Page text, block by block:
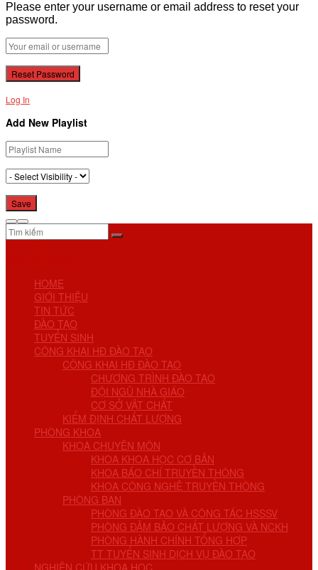
Please enter your username or email address to reset your
password.
Log In
Add New Playlist
HOME
GIỚI THIỆU
TIN TỨC
ĐÀO TẠO
TUYỂN SINH
CÔNG KHAI HĐ ĐÀO TẠO
CÔNG KHAI HĐ ĐÀO TẠO
CHƯƠNG TRÌNH ĐÀO TẠO
ĐỘI NGŨ NHÀ GIÁO
CƠ SỞ VẬT CHẤT
KIỂM ĐỊNH CHẤT LƯỢNG
PHÒNG KHOA
KHOA CHUYÊN MÔN
KHOA KHOA HỌC CƠ BẢN
KHOA BÁO CHÍ TRUYỀN THÔNG
KHOA CÔNG NGHỆ TRUYỀN THÔNG
PHÒNG BAN
PHÒNG ĐÀO TẠO VÀ CÔNG TÁC HSSSV
PHÒNG ĐẢM BẢO CHẤT LƯỢNG VÀ NCKH
PHÒNG HÀNH CHÍNH TỔNG HỢP
TT TUYỂN SINH DỊCH VỤ ĐÀO TẠO